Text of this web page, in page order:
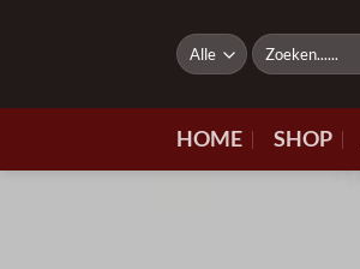
Zoeken
naar:
HOME SHOP